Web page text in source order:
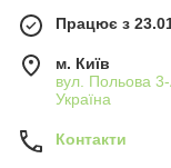
Працює з
м. Київ
вул. Польова
Україна
Контакти